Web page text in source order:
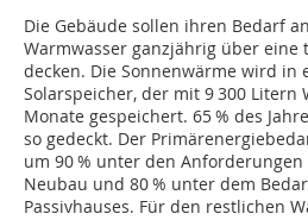
Die Gebäude sollen ihren Bedarf
Warmwasser ganzjährig über eine
decken. Die Sonnenwärme wird in
Solarspeicher, der mit 9 300 Litern
Monate gespeichert. 65 % des
so gedeckt. Der
um 90 % unter den Anforderungen
Neubau und 80 % unter dem
Passivhauses. Für den restlichen